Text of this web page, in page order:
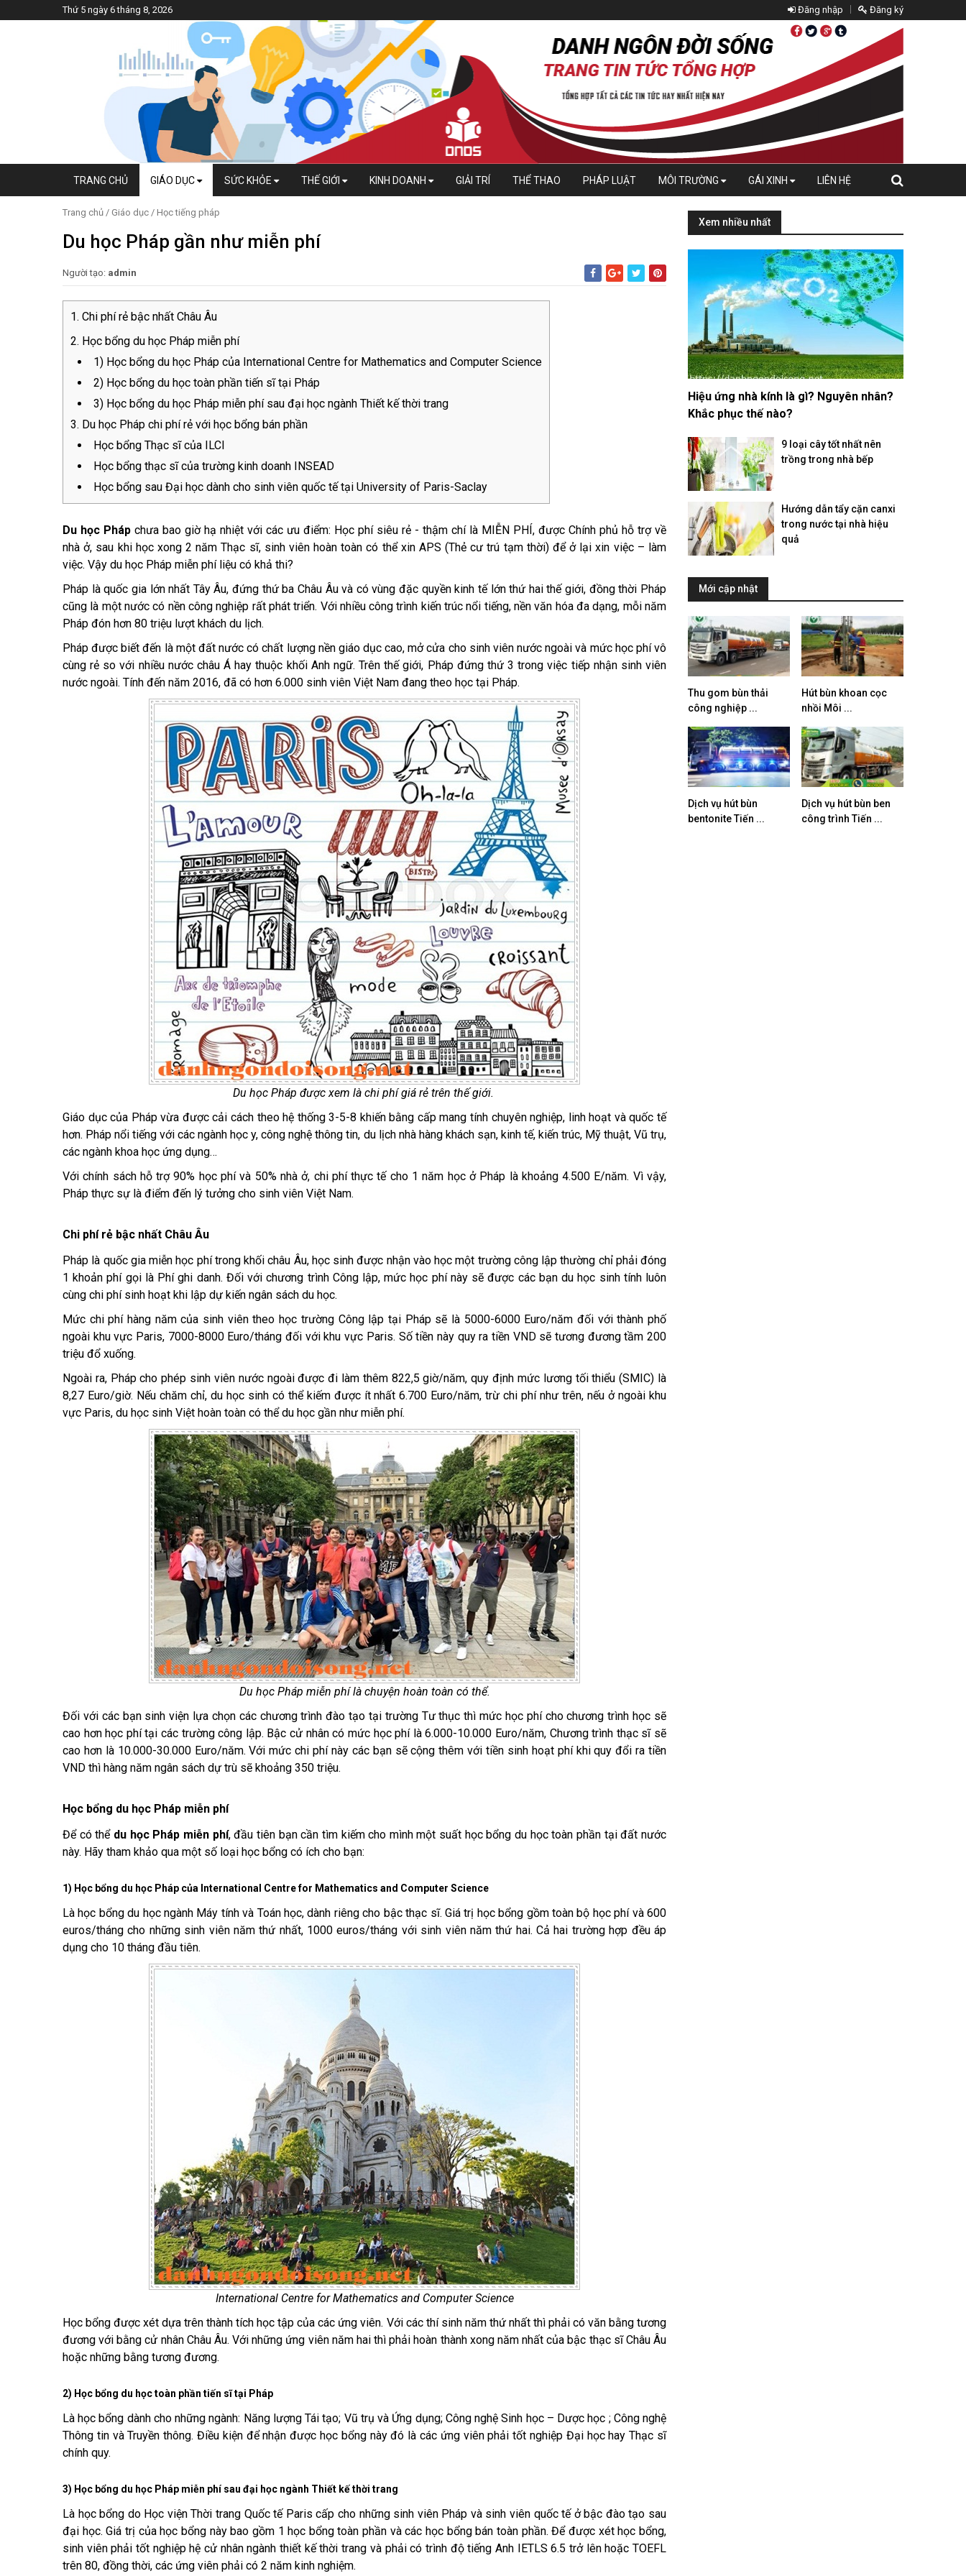
Thứ 5 ngày 6 tháng 8, 2026 Đăng nhập Đăng ký
TRANG CHỦ GIÁO DỤC SỨC KHỎE THẾ GIỚI KINH DOANH GIẢI TRÍ THỂ THAO PHÁP LUẬT MÔI TRƯỜNG GÁI XINH LIÊN HỆ
Trang chủ / Giáo dục / Học tiếng pháp
Du học Pháp gần như miễn phí
Người tạo: admin
Chi phí rẻ bậc nhất Châu Âu
Học bổng du học Pháp miễn phí
1) Học bổng du học Pháp của International Centre for Mathematics and Computer Science
2) Học bổng du học toàn phần tiến sĩ tại Pháp
3) Học bổng du học Pháp miễn phí sau đại học ngành Thiết kế thời trang
Du học Pháp chi phí rẻ với học bổng bán phần
Học bổng Thạc sĩ của ILCI
Học bổng thạc sĩ của trường kinh doanh INSEAD
Học bổng sau Đại học dành cho sinh viên quốc tế tại University of Paris-Saclay
Du học Pháp chưa bao giờ hạ nhiệt với các ưu điểm: Học phí siêu rẻ - thậm chí là MIỄN PHÍ, được Chính phủ hỗ trợ về
nhà ở, sau khi học xong 2 năm Thạc sĩ, sinh viên hoàn toàn có thể xin APS (Thẻ cư trú tạm thời) để ở lại xin việc – làm
việc. Vậy du học Pháp miễn phí liệu có khả thi?
Pháp là quốc gia lớn nhất Tây Âu, đứng thứ ba Châu Âu và có vùng đặc quyền kinh tế lớn thứ hai thế giới, đồng thời Pháp
cũng là một nước có nền công nghiệp rất phát triển. Với nhiều công trình kiến trúc nổi tiếng, nền văn hóa đa dạng, mỗi năm
Pháp đón hơn 80 triệu lượt khách du lịch.
Pháp được biết đến là một đất nước có chất lượng nền giáo dục cao, mở cửa cho sinh viên nước ngoài và mức học phí vô
cùng rẻ so với nhiều nước châu Á hay thuộc khối Anh ngữ. Trên thế giới, Pháp đứng thứ 3 trong việc tiếp nhận sinh viên
nước ngoài. Tính đến năm 2016, đã có hơn 6.000 sinh viên Việt Nam đang theo học tại Pháp.
Du học Pháp được xem là chi phí giá rẻ trên thế giới.
Giáo dục của Pháp vừa được cải cách theo hệ thống 3-5-8 khiến bằng cấp mang tính chuyên nghiệp, linh hoạt và quốc tế
hơn. Pháp nổi tiếng với các ngành học y, công nghệ thông tin, du lịch nhà hàng khách sạn,kinh tế, kiến trúc, Mỹ thuật, Vũ trụ,
các ngành khoa học ứng dụng…
Với chính sách hỗ trợ 90% học phí và 50% nhà ở, chi phí thực tế cho 1 năm học ở Pháp là khoảng 4.500 E/năm. Vì vậy,
Pháp thực sự là điểm đến lý tưởng cho sinh viên Việt Nam.
Chi phí rẻ bậc nhất Châu Âu
Pháp là quốc gia miễn học phí trong khối châu Âu, học sinh được nhận vào học một trường công lập thường chỉ phải đóng
1 khoản phí gọi là Phí ghi danh. Đối với chương trình Công lập, mức học phí này sẽ được các bạn du học sinh tính luôn
cùng chi phí sinh hoạt khi lập dự kiến ngân sách du học.
Mức chi phí hàng năm của sinh viên theo học trường Công lập tại Pháp sẽ là 5000-6000 Euro/năm đối với thành phố
ngoài khu vực Paris, 7000-8000 Euro/tháng đối với khu vực Paris. Số tiền này quy ra tiền VND sẽ tương đương tầm 200
triệu đổ xuống.
Ngoài ra, Pháp cho phép sinh viên nước ngoài được đi làm thêm 822,5 giờ/năm, quy định mức lương tối thiểu (SMIC) là
8,27 Euro/giờ. Nếu chăm chỉ, du học sinh có thể kiếm được ít nhất 6.700 Euro/năm, trừ chi phí như trên, nếu ở ngoài khu
vực Paris, du học sinh Việt hoàn toàn có thể du học gần như miễn phí.
Du học Pháp miễn phí là chuyện hoàn toàn có thể.
Đối với các bạn sinh viện lựa chọn các chương trình đào tạo tại trường Tư thục thì mức học phí cho chương trình học sẽ
cao hơn học phí tại các trường công lập. Bậc cử nhân có mức học phí là 6.000-10.000 Euro/năm, Chương trình thạc sĩ sẽ
cao hơn là 10.000-30.000 Euro/năm. Với mức chi phí này các bạn sẽ cộng thêm với tiền sinh hoạt phí khi quy đổi ra tiền
VND thì hàng năm ngân sách dự trù sẽ khoảng 350 triệu.
Học bổng du học Pháp miễn phí
Để có thể du học Pháp miễn phí, đầu tiên bạn cần tìm kiếm cho mình một suất học bổng du học toàn phần tại đất nước
này. Hãy tham khảo qua một số loại học bổng có ích cho bạn:
1) Học bổng du học Pháp của International Centre for Mathematics and Computer Science
Là học bổng du học ngành Máy tính và Toán học, dành riêng cho bậc thạc sĩ. Giá trị học bổng gồm toàn bộ học phí và 600
euros/tháng cho những sinh viên năm thứ nhất, 1000 euros/tháng với sinh viên năm thứ hai. Cả hai trường hợp đều áp
dụng cho 10 tháng đầu tiên.
International Centre for Mathematics and Computer Science
Học bổng được xét dựa trên thành tích học tập của các ứng viên. Với các thí sinh năm thứ nhất thì phải có văn bằng tương
đương với bằng cử nhân Châu Âu. Với những ứng viên năm hai thì phải hoàn thành xong năm nhất của bậc thạc sĩ Châu Âu
hoặc những bằng tương đương.
2) Học bổng du học toàn phần tiến sĩ tại Pháp
Là học bổng dành cho những ngành: Năng lượng Tái tạo; Vũ trụ và Ứng dụng; Công nghệ Sinh học – Dược học ; Công nghệ
Thông tin và Truyền thông. Điều kiện để nhận được học bổng này đó là các ứng viên phải tốt nghiệp Đại học hay Thạc sĩ
chính quy.
3) Học bổng du học Pháp miễn phí sau đại học ngành Thiết kế thời trang
Là học bổng do Học viện Thời trang Quốc tế Paris cấp cho những sinh viên Pháp và sinh viên quốc tế ở bậc đào tạo sau
đại học. Giá trị của học bổng này bao gồm 1 học bổng toàn phần và các học bổng bán toàn phần. Để được xét học bổng,
sinh viên phải tốt nghiệp hệ cử nhân ngành thiết kế thời trang và phải có trình độ tiếng Anh IETLS 6.5 trở lên hoặc TOEFL
trên 80, đồng thời, các ứng viên phải có 2 năm kinh nghiệm.
Xem nhiều nhất
Hiệu ứng nhà kính là gì? Nguyên nhân?
Khắc phục thế nào?
9 loại cây tốt nhất nên
trồng trong nhà bếp
Hướng dẫn tẩy cặn canxi
trong nước tại nhà hiệu
quả
Mới cập nhật
Thu gom bùn thải
công nghiệp ...
Hút bùn khoan cọc
nhồi Môi ...
Dịch vụ hút bùn
bentonite Tiến ...
Dịch vụ hút bùn ben
công trình Tiến ...